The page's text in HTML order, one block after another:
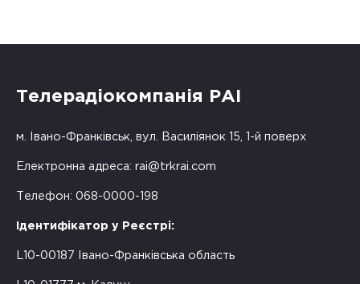
Телерадіокомпанія РАІ
м. Івано-Франківськ, вул. Василіянок 15, 1-й поверх
Електронна адреса: rai@trkrai.com
Телефон: 068-0000-198
Ідентифікатор у Реєстрі:
L10-00187 Івано-Франківська область